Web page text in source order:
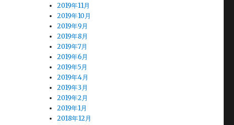
2019年11月
2019年10月
2019年9月
2019年8月
2019年7月
2019年6月
2019年5月
2019年4月
2019年3月
2019年2月
2019年1月
2018年12月